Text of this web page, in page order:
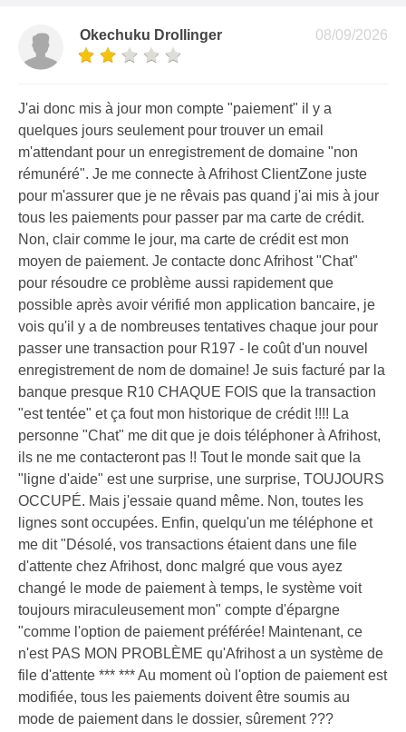
08/09/2026
Okechuku Drollinger
J'ai donc mis à jour mon compte "paiement" il y a
quelques jours seulement pour trouver un email
m'attendant pour un enregistrement de domaine "non
rémunéré". Je me connecte à Afrihost ClientZone juste
pour m'assurer que je ne rêvais pas quand j'ai mis à jour
tous les paiements pour passer par ma carte de crédit.
Non, clair comme le jour, ma carte de crédit est mon
moyen de paiement. Je contacte donc Afrihost "Chat"
pour résoudre ce problème aussi rapidement que
possible après avoir vérifié mon application bancaire, je
vois qu'il y a de nombreuses tentatives chaque jour pour
passer une transaction pour R197 - le coût d'un nouvel
enregistrement de nom de domaine! Je suis facturé par la
banque presque R10 CHAQUE FOIS que la transaction
"est tentée" et ça fout mon historique de crédit !!!! La
personne "Chat" me dit que je dois téléphoner à Afrihost,
ils ne me contacteront pas !! Tout le monde sait que la
"ligne d'aide" est une surprise, une surprise, TOUJOURS
OCCUPÉ. Mais j'essaie quand même. Non, toutes les
lignes sont occupées. Enfin, quelqu'un me téléphone et
me dit "Désolé, vos transactions étaient dans une file
d'attente chez Afrihost, donc malgré que vous ayez
changé le mode de paiement à temps, le système voit
toujours miraculeusement mon" compte d'épargne
"comme l'option de paiement préférée! Maintenant, ce
n'est PAS MON PROBLÈME qu'Afrihost a un système de
file d'attente *** *** Au moment où l'option de paiement est
modifiée, tous les paiements doivent être soumis au
mode de paiement dans le dossier, sûrement ???